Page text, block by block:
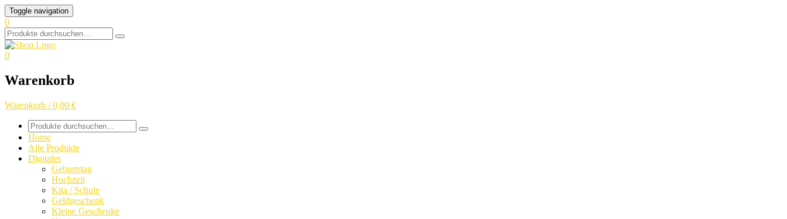
Skip
to
content
Toggle navigation
0
Search
for:
0
Warenkorb
Warenkorb / 0,00 €
Search
for:
Home
Alle Produkte
Digitales
Geburtstag
Hochzeit
Kita / Schule
Geldgeschenk
Kleine Geschenke